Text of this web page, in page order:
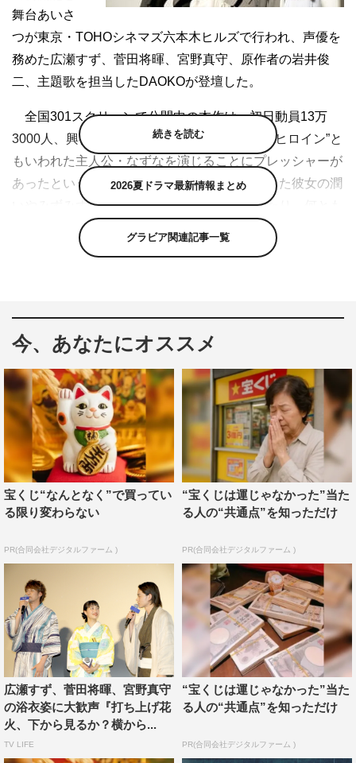
舞台あいさ
つが東京・TOHOシネマズ六本木ヒルズで行われ、声優を
務めた広瀬すず、菅田将暉、宮野真守、原作者の岩井俊
二、主題歌を担当したDAOKOが登壇した。
全国301スクリーンで公開中の本作は、初日動員13万
3000人、興行収入1億7千万円を突破。“伝説のヒロイン”と
もいわれた主人公・なずなを演じることにプレッシャーが
あったという広瀬は「あの瞬間にしかいなかった彼女の潤
いやみずみずしさの中にある、色っぽさだったり、何とも
言えない雰囲気を演じるのは難しかったです…」と苦労を
た」と。また、映画を観たと地元の友人から連絡があった
ことを明かし、「将暉のあの頃の感じを思い出した～って
連絡がきて、もっと感想を聞きたかったんですけど、急に
このたび子供が生まれました！っていう報告もされて、び
っくりしました（笑）」とうれしそうに話した。
映画の印象的なキャッチコピーである、“もしもあのと
き…”にちなんで、夏の後悔しているエピソードを問われ
ると、菅田は「この間浮き輪をもらって、海に行けなかっ
太朗とか友達が遊びに来たので、遊んでいたら壊れてしま
って、あの遊びをやらなければって…（笑）」と。宮野は
「この作品は象徴的にプールのシーンから始まるのに、
僕、泳げないんですよ（笑）。高校生のときに友達と海行
っても僕だけ横にあるブイに捕まって浮いていました。だ
から泳げるように練習しとけばよかったな…」とそれぞれ
夏の後悔を振り返った。
最後に、映画のタイトル『打ち上げ花火、下から見る
か？横から見るか？』にかけて、気になっていることや迷
続きを読む
2026夏ドラマ最新情報まとめ
グラビア関連記事一覧
今、あなたにオススメ
宝くじ“なんとなく”で買ってい
る限り変わらない
PR(合同会社デジタルファーム )
“宝くじは運じゃなかった”当た
る人の“共通点”を知っただけ
PR(合同会社デジタルファーム )
広瀬すず、菅田将暉、宮野真守
の浴衣姿に大歓声『打ち上げ花
火、下から見るか？横から...
TV LIFE
“宝くじは運じゃなかった”当た
る人の“共通点”を知っただけ
PR(合同会社デジタルファーム )